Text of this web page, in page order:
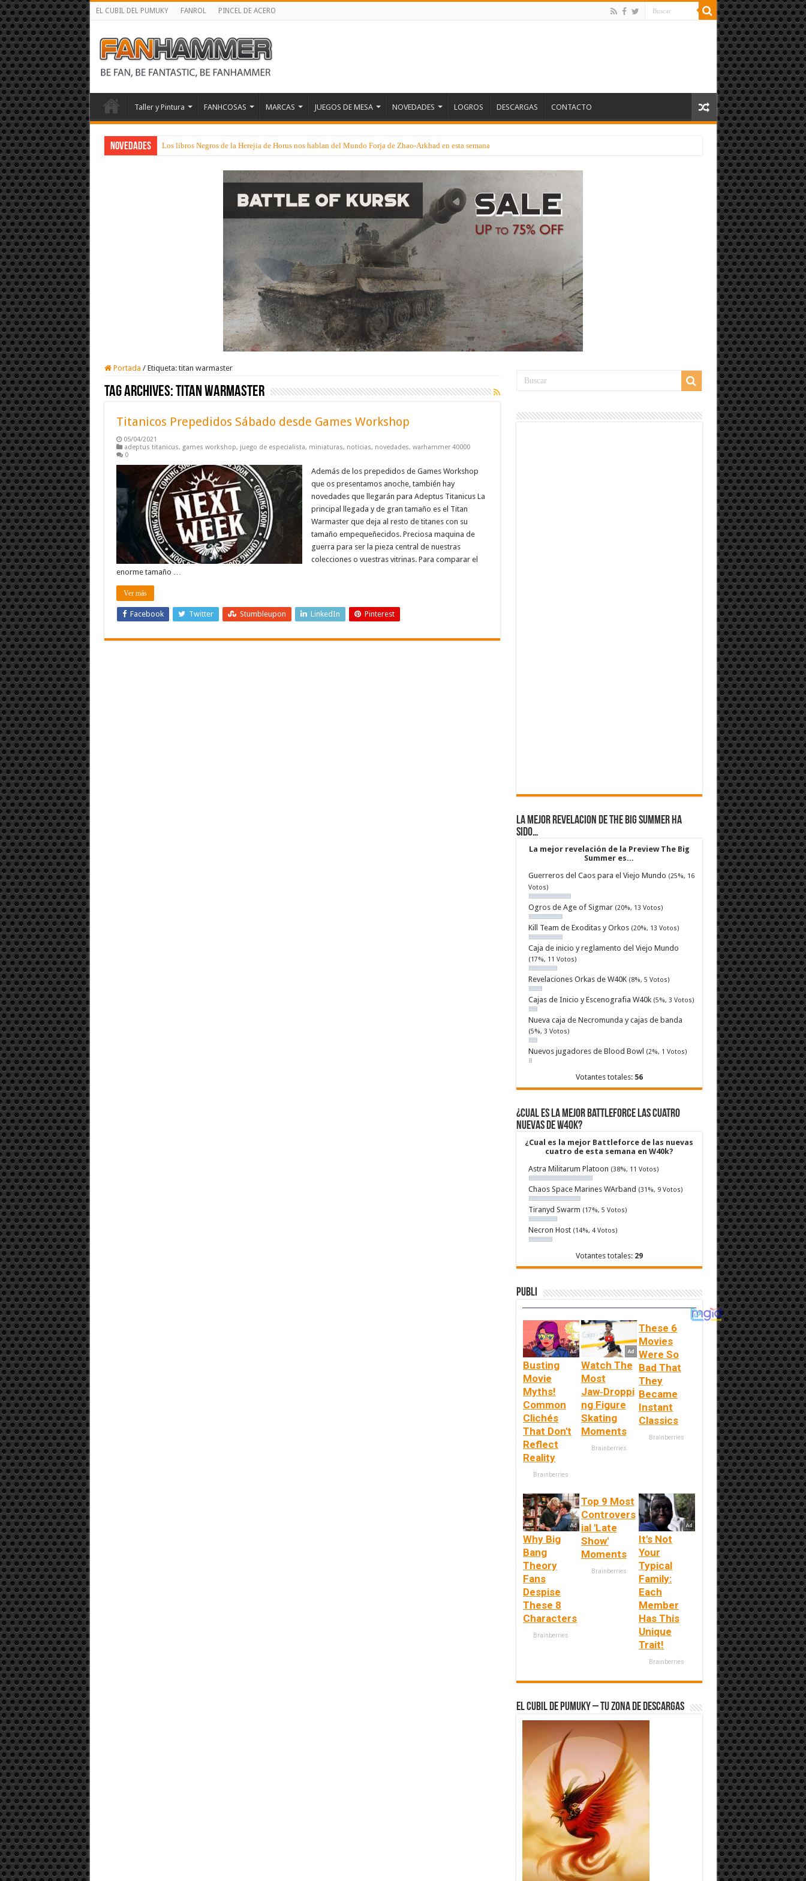
EL CUBIL DEL PUMUKY FANROL PINCEL DE ACERO
Taller y Pintura FANHCOSAS MARCAS JUEGOS DE MESA NOVEDADES LOGROS DESCARGAS CONTACTO
NOVEDADES Los libros Negros de la Herejia de Horus nos hablan del Mundo Forja de Zhao-Arkhad en esta semana
Portada / Etiqueta: titan warmaster
Tag Archives:titan warmaster
Titanicos Prepedidos Sábado desde Games Workshop
05/04/2021
adeptus titanicus, games workshop, juego de especialista, miniaturas, noticias, novedades, warhammer 40000
0
Además de los prepedidos de Games Workshop
que os presentamos anoche, también hay
novedades que llegarán para Adeptus Titanicus La
principal llegada y de gran tamaño es el Titan
Warmaster que deja al resto de titanes con su
tamaño empequeñecidos. Preciosa maquina de
guerra para ser la pieza central de nuestras
colecciones o vuestras vitrinas. Para comparar el
enorme tamaño …
Ver más
Facebook Twitter Stumbleupon LinkedIn Pinterest
La mejor revelacion de The Big Summer ha
sido…
La mejor revelación de la Preview The Big
Summer es...
Guerreros del Caos para el Viejo Mundo (25%, 16
Votos)
Ogros de Age of Sigmar (20%, 13 Votos)
Kill Team de Exoditas y Orkos (20%, 13 Votos)
Caja de inicio y reglamento del Viejo Mundo
(17%, 11 Votos)
Revelaciones Orkas de W40K (8%, 5 Votos)
Cajas de Inicio y Escenografia W40k (5%, 3 Votos)
Nueva caja de Necromunda y cajas de banda
(5%, 3 Votos)
Nuevos jugadores de Blood Bowl (2%, 1 Votos)
Votantes totales: 56
¿Cual es la mejor Battleforce las cuatro
nuevas de W40k?
¿Cual es la mejor Battleforce de las nuevas
cuatro de esta semana en W40k?
Astra Militarum Platoon (38%, 11 Votos)
Chaos Space Marines WArband (31%, 9 Votos)
Tiranyd Swarm (17%, 5 Votos)
Necron Host (14%, 4 Votos)
Votantes totales: 29
Publi
Busting
Movie
Myths!
Common
Clichés
That Don't
Reflect
Reality
Brainberries
Watch The
Most
Jaw‑Droppi
ng Figure
Skating
Moments
Brainberries
These 6
Movies
Were So
Bad That
They
Became
Instant
Classics
Brainberries
Why Big
Bang
Theory
Fans
Despise
These 8
Characters
Brainberries
Top 9 Most
Controvers
ial 'Late
Show'
Moments
Brainberries
It's Not
Your
Typical
Family:
Each
Member
Has This
Unique
Trait!
Brainberries
El Cubil de Pumuky – Tu zona de Descargas